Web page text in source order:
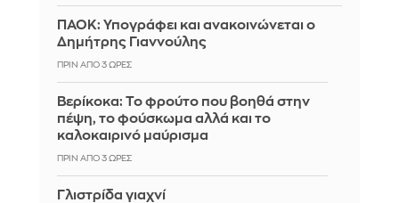
ΠΑΟΚ: Υπογράφει και ανακοινώνεται ο
Δημήτρης Γιαννούλης
ΠΡΙΝ ΑΠΌ 3 ΏΡΕΣ
Βερίκοκα: Το φρούτο που βοηθά στην
πέψη, το φούσκωμα αλλά και το
καλοκαιρινό μαύρισμα
ΠΡΙΝ ΑΠΌ 3 ΏΡΕΣ
Γλιστρίδα γιαχνί